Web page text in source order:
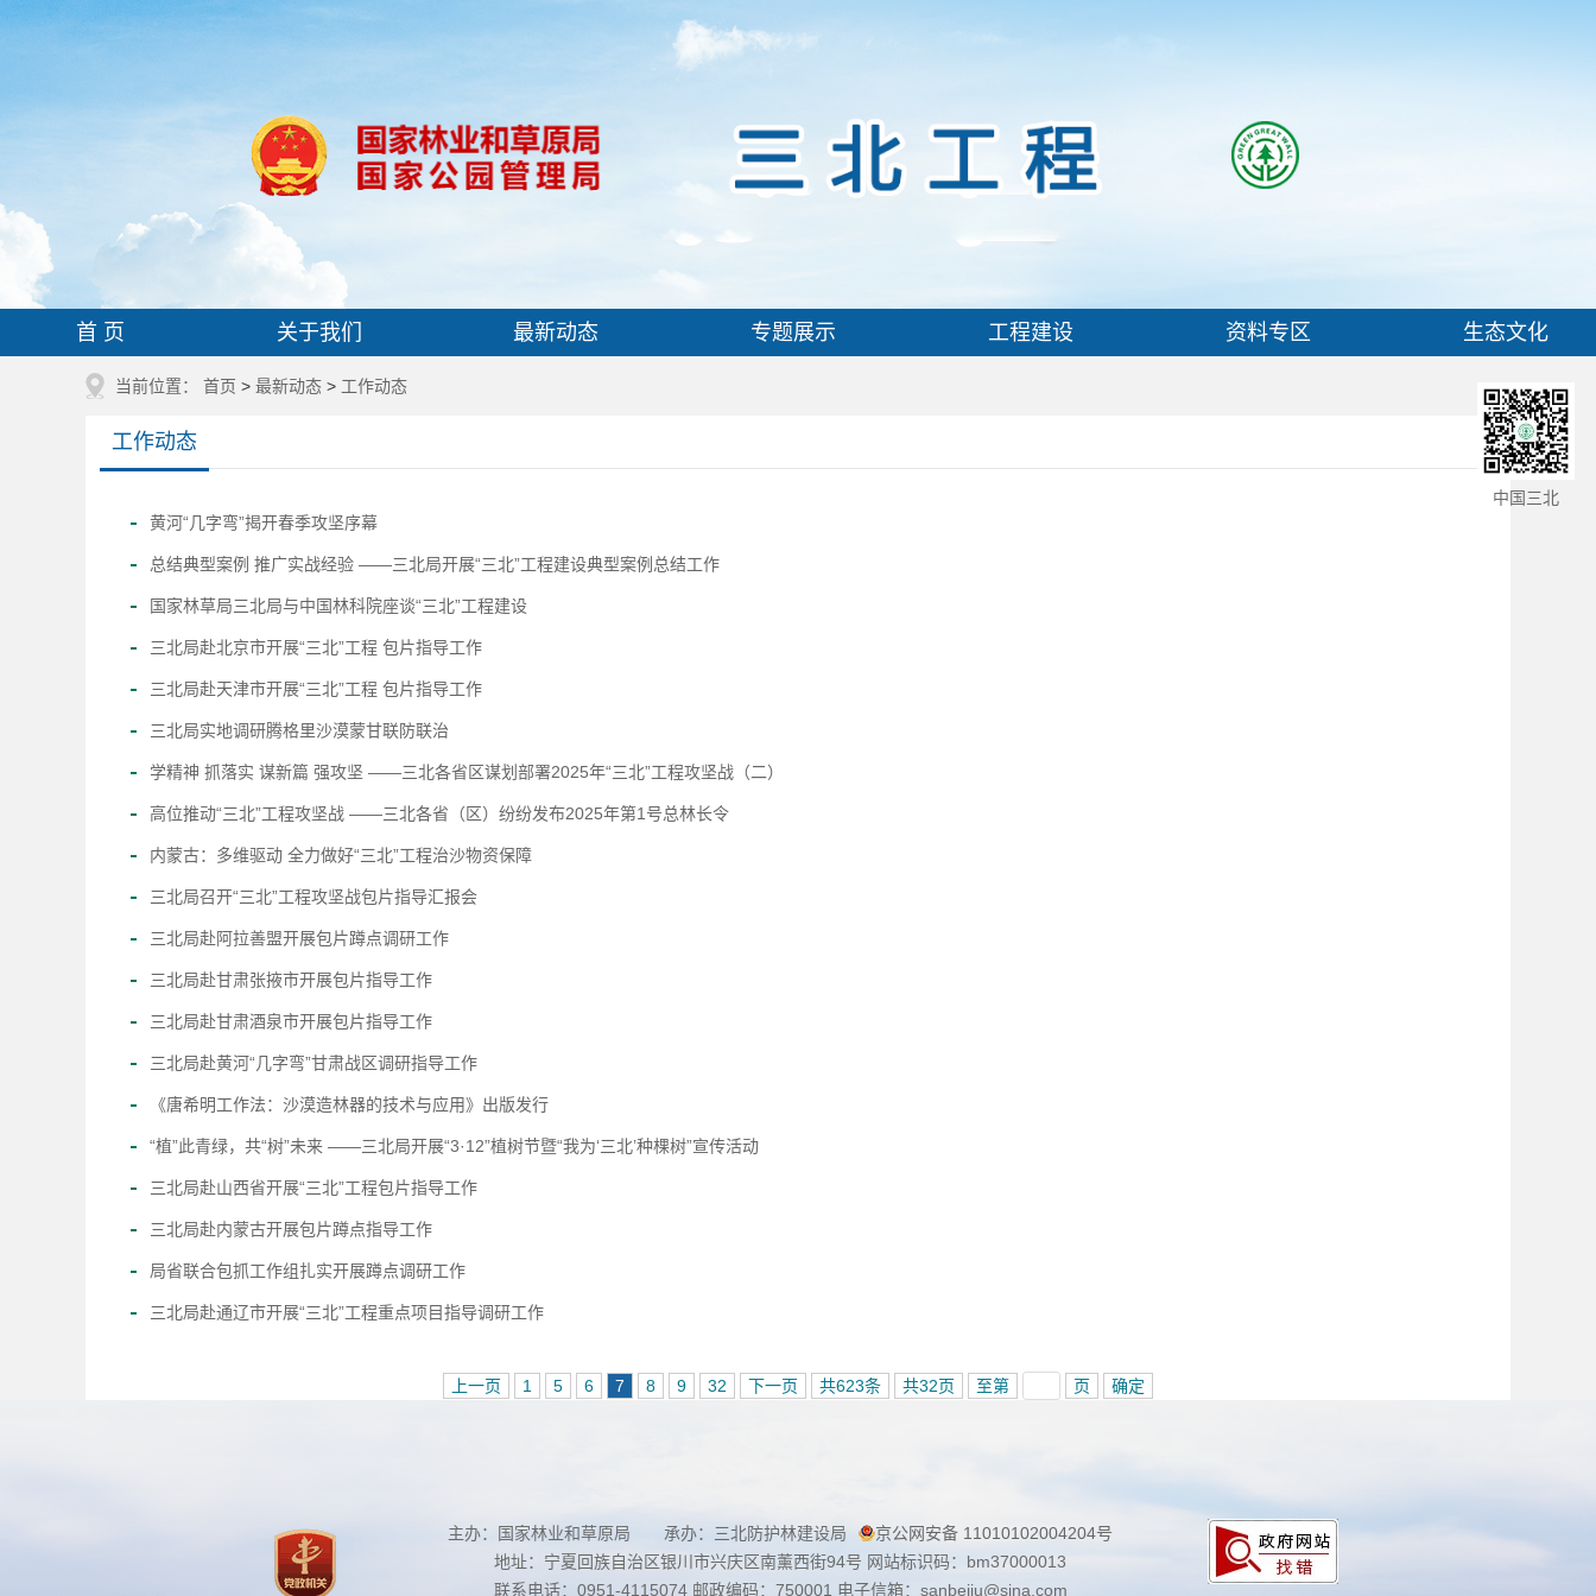
首 页 关于我们 最新动态 专题展示 工程建设 资料专区 生态文化
中国三北
当前位置： 首页 > 最新动态 > 工作动态
工作动态
黄河“几字弯”揭开春季攻坚序幕
总结典型案例 推广实战经验 ——三北局开展“三北”工程建设典型案例总结工作
国家林草局三北局与中国林科院座谈“三北”工程建设
三北局赴北京市开展“三北”工程 包片指导工作
三北局赴天津市开展“三北”工程 包片指导工作
三北局实地调研腾格里沙漠蒙甘联防联治
学精神 抓落实 谋新篇 强攻坚 ——三北各省区谋划部署2025年“三北”工程攻坚战（二）
高位推动“三北”工程攻坚战 ——三北各省（区）纷纷发布2025年第1号总林长令
内蒙古：多维驱动 全力做好“三北”工程治沙物资保障
三北局召开“三北”工程攻坚战包片指导汇报会
三北局赴阿拉善盟开展包片蹲点调研工作
三北局赴甘肃张掖市开展包片指导工作
三北局赴甘肃酒泉市开展包片指导工作
三北局赴黄河“几字弯”甘肃战区调研指导工作
《唐希明工作法：沙漠造林器的技术与应用》出版发行
“植”此青绿，共“树”未来 ——三北局开展“3·12”植树节暨“我为‘三北’种棵树”宣传活动
三北局赴山西省开展“三北”工程包片指导工作
三北局赴内蒙古开展包片蹲点指导工作
局省联合包抓工作组扎实开展蹲点调研工作
三北局赴通辽市开展“三北”工程重点项目指导调研工作
上一页 1 5 6 7 8 9 32 下一页 共623条 共32页 至第 页 确定
主办：国家林业和草原局 承办：三北防护林建设局
京公网安备 11010102004204号
地址：宁夏回族自治区银川市兴庆区南薰西街94号 网站标识码：bm37000013
联系电话：0951-4115074 邮政编码：750001 电子信箱：sanbeiju@sina.com